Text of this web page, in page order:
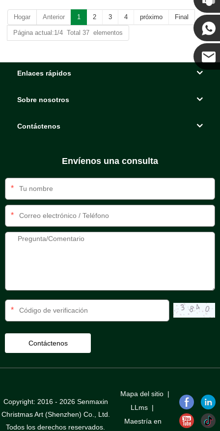
Hogar Anterior 1 2 3 4 próximo Final
Página actual:1/4 Total 37 elementos
Enlaces rápidos
Sobre nosotros
Contáctenos
Envíenos una consulta
*
*
*
Copyright: 2016 - 2026 Senmaxin
Christmas Art (Shenzhen) Co., Ltd.
Todos los derechos reservados.
Mapa del sitio |
LLms|
Maestría en
Kenny